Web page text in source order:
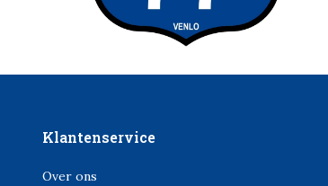
Klantenservice
Over ons